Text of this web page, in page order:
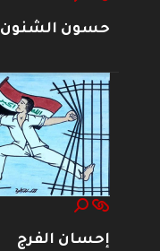
حسون الشنون
إحسان الفرج